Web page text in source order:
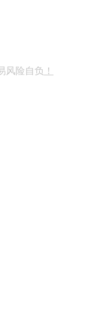
风险自负 ！